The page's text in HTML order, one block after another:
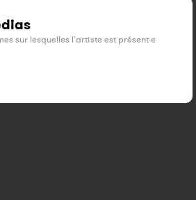
sur lesquelles l'artiste est présent·e